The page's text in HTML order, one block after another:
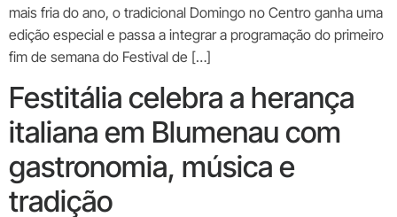
mais fria do ano, o tradicional Domingo no Centro ganha uma
edição especial e passa a integrar a programação do primeiro
fim de semana do Festival de […]
Festitália celebra a herança
italiana em Blumenau com
gastronomia, música e
tradição